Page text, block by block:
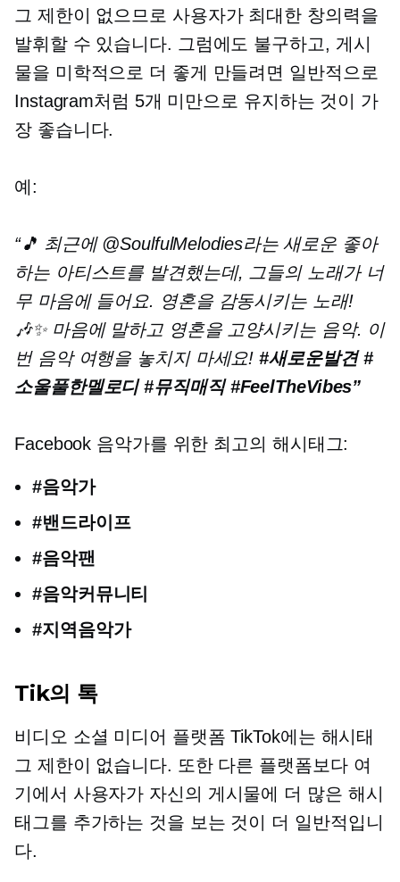
그 제한이 없으므로 사용자가 최대한 창의력을
발휘할 수 있습니다. 그럼에도 불구하고, 게시
물을 미학적으로 더 좋게 만들려면 일반적으로
Instagram처럼 5개 미만으로 유지하는 것이 가
장 좋습니다.
예:
“🎵 최근에 @SoulfulMelodies라는 새로운 좋아
하는 아티스트를 발견했는데, 그들의 노래가 너
무 마음에 들어요. 영혼을 감동시키는 노래!
🎶✨ 마음에 말하고 영혼을 고양시키는 음악. 이
번 음악 여행을 놓치지 마세요!#새로운발견 #
소울풀한멜로디 #뮤직매직 #FeelTheVibes”
Facebook 음악가를 위한 최고의 해시태그:
#음악가
#밴드라이프
#음악팬
#음악커뮤니티
#지역음악가
Tik의 톡
비디오 소셜 미디어 플랫폼 TikTok에는 해시태
그 제한이 없습니다. 또한 다른 플랫폼보다 여
기에서 사용자가 자신의 게시물에 더 많은 해시
태그를 추가하는 것을 보는 것이 더 일반적입니
다.